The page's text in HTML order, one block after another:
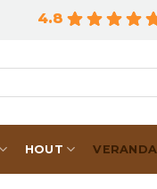
4.8
HOUT VERANDA